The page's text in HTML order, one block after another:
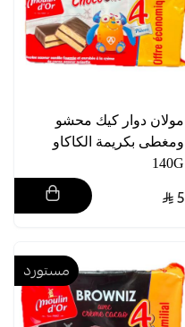
مولان دوار كيك محشو
ومغطى بكريمة الكاكاو
140G
5
مستورد